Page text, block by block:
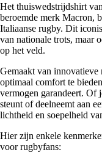
Het thuiswedstrijdshirt
beroemde merk Macron,
Italiaanse rugby. Dit
van nationale trots, maar
op het veld.
Gemaakt van
optimaal comfort te
vermogen garandeert. Of
steunt of deelneemt aan
lichtheid en soepelheid
Hier zijn enkele
voor rugbyfans: